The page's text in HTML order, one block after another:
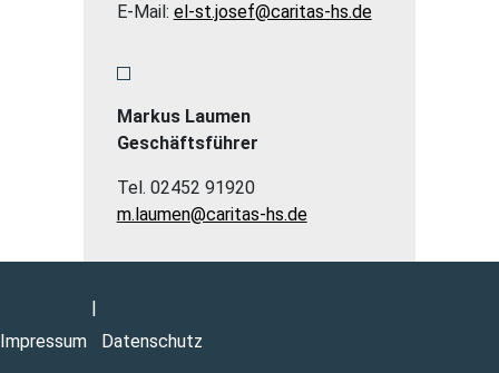
E-Mail: el-st.josef@caritas-hs.de
Markus Laumen
Geschäftsführer
Tel. 02452 91920
m.laumen@caritas-hs.de
Impressum
|
Datenschutz